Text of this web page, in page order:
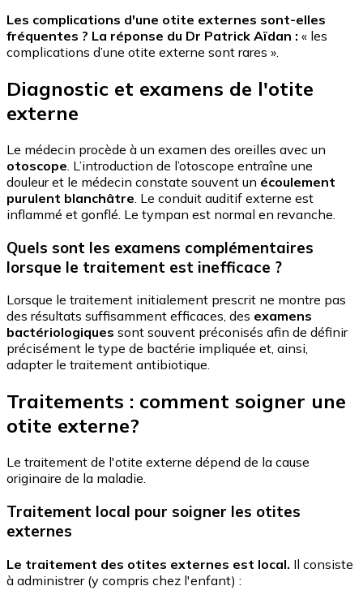
Les complications d'une otite externes sont-elles
fréquentes ? La réponse du Dr Patrick Aïdan : « les
complications d’une otite externe sont rares ».
Diagnostic et examens de l'otite
externe
Le médecin procède à un examen des oreilles avec un
otoscope . L’introduction de l’otoscope entraîne une
douleur et le médecin constate souvent un écoulement
purulent blanchâtre . Le conduit auditif externe est
inflammé et gonflé. Le tympan est normal en revanche.
Quels sont les examens complémentaires
lorsque le traitement est inefficace ?
Lorsque le traitement initialement prescrit ne montre pas
des résultats suffisamment efficaces, des examens
bactériologiques sont souvent préconisés afin de définir
précisément le type de bactérie impliquée et, ainsi,
adapter le traitement antibiotique.
Traitements : comment soigner une
otite externe?
Le traitement de l'otite externe dépend de la cause
originaire de la maladie.
Traitement local pour soigner les otites
externes
Le traitement des otites externes est local. Il consiste
à administrer (y compris chez l'enfant) :